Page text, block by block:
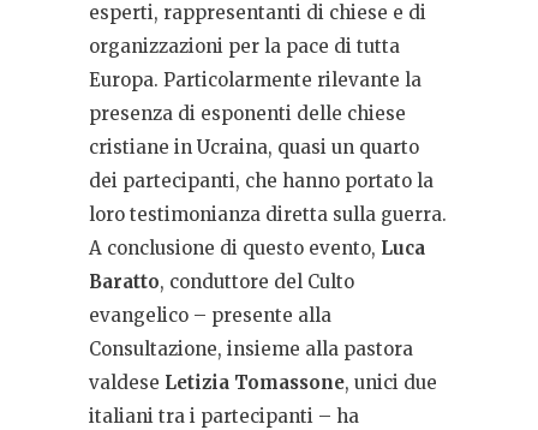
esperti, rappresentanti di chiese e di
organizzazioni per la pace di tutta
Europa. Particolarmente rilevante la
presenza di esponenti delle chiese
cristiane in Ucraina, quasi un quarto
dei partecipanti, che hanno portato la
loro testimonianza diretta sulla guerra.
A conclusione di questo evento, Luca
Baratto, conduttore del Culto
evangelico – presente alla
Consultazione, insieme alla pastora
valdese Letizia Tomassone, unici due
italiani tra i partecipanti – ha